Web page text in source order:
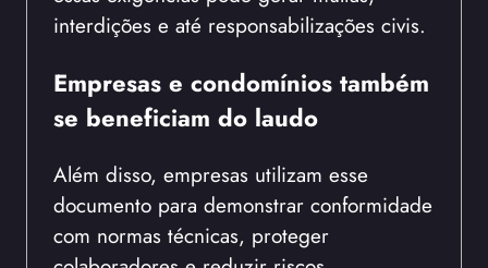
interdições e até responsabilizações civis.
Empresas e condomínios também
se beneficiam do laudo
Além disso, empresas utilizam esse
documento para demonstrar conformidade
com normas técnicas, proteger